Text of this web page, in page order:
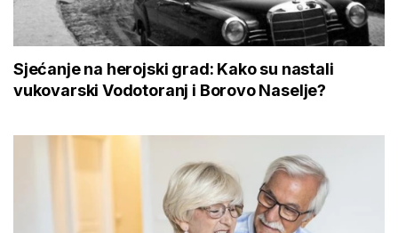
Sjećanje na herojski grad: Kako su nastali
vukovarski Vodotoranj i Borovo Naselje?